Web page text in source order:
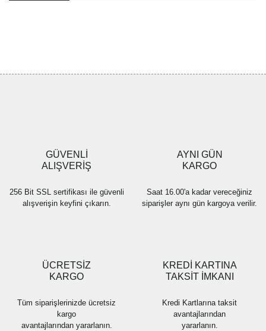
Ürün fiyatı diğer sitelerden daha pahalı.
Bu ürüne benzer farklı alternatifler olmalı.
GÜVENLİ
ALIŞVERİŞ
256 Bit SSL sertifikası ile güvenli
alışverişin keyfini çıkarın.
AYNI GÜN
KARGO
Saat 16.00'a kadar vereceğiniz
siparişler aynı gün kargoya verilir.
ÜCRETSİZ
KARGO
Tüm siparişlerinizde ücretsiz
kargo
avantajlarından yararlanın.
KREDİ KARTINA
TAKSİT İMKANI
Kredi Kartlarına taksit
avantajlarından
yararlanın.